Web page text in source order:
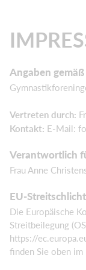
Angaben
Vertreten durch:
Kontakt: E-Mail:
Verantwortlich
Frau Anne
EU-
Die Europäische
Streitbeilegung
https://
finden Sie oben im